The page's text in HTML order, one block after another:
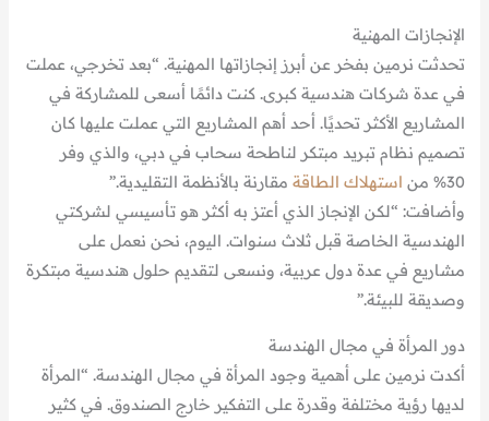
الإنجازات المهنية
تحدثت نرمين بفخر عن أبرز إنجازاتها المهنية. “بعد تخرجي، عملت
في عدة شركات هندسية كبرى. كنت دائمًا أسعى للمشاركة في
المشاريع الأكثر تحديًا. أحد أهم المشاريع التي عملت عليها كان
تصميم نظام تبريد مبتكر لناطحة سحاب في دبي، والذي وفر
30% من
استهلاك الطاقة مقارنة بالأنظمة التقليدية.”
وأضافت: “لكن الإنجاز الذي أعتز به أكثر هو تأسيسي لشركتي
الهندسية الخاصة قبل ثلاث سنوات. اليوم، نحن نعمل على
مشاريع في عدة دول عربية، ونسعى لتقديم حلول هندسية مبتكرة
وصديقة للبيئة.”
دور المرأة في مجال الهندسة
أكدت نرمين على أهمية وجود المرأة في مجال الهندسة. “المرأة
لديها رؤية مختلفة وقدرة على التفكير خارج الصندوق. في كثير